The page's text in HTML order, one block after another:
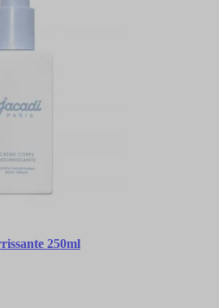
250ml